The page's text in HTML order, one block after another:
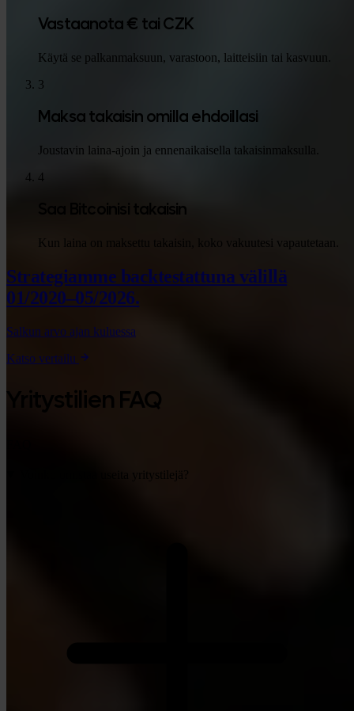
Vastaanota € tai CZK
Käytä se palkanmaksuun, varastoon, laitteisiin tai kasvuun.
3
Maksa takaisin omilla ehdoillasi
Joustavin laina-ajoin ja ennenaikaisella takaisinmaksulla.
4
Saa Bitcoinisi takaisin
Kun laina on maksettu takaisin, koko vakuutesi vapautetaan.
Strategiamme backtestattuna välillä
01/2020–05/2026.
Salkun arvo ajan kuluessa
Katso vertailu
Yritystilien FAQ
Voinko omistaa useita yritystilejä?